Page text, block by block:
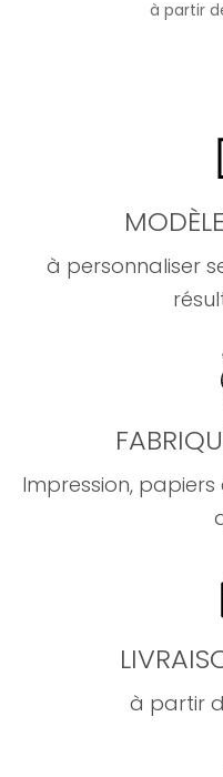
à partir
à personnaliser
Impression,
à partir